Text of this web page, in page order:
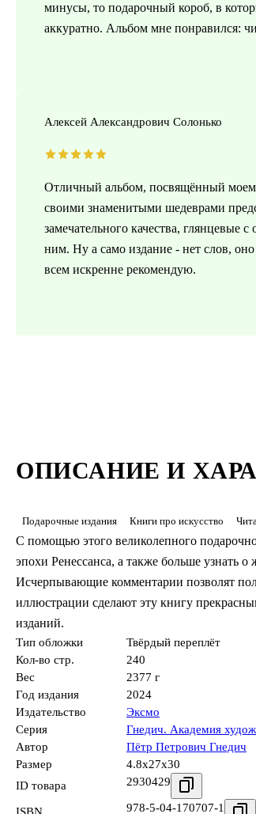
ОПИСАНИЕ И
Подарочные издания Книги про искусство
С помощью этого великолепного
эпохи Ренессанса, а также больше узнать
Исчерпывающие комментарии позволят
иллюстрации сделают эту книгу
изданий.
Тип обложки
Твёрдый переплёт
Кол-во стр.
240
Вес
2377 г
Год издания
2024
Издательство
Эксмо
Серия
Гнедич. Академия
Автор
Пётр Петрович Гнедич
Размер
4.8x27x30
ID товара
2930429
978-5-04-170707-1
минусы, то подарочный короб, в
аккуратно. Альбом мне понравился:
Алексей Александрович Солонько
Отличный альбом, посвящённый
своими знаменитыми шедеврами
замечательного качества, глянцевые
ним. Ну а само издание - нет слов,
всем искренне рекомендую.